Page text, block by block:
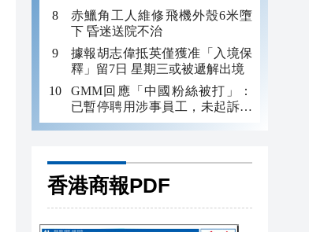
赤鱲角工人維修飛機外殼6米墮
下 昏迷送院不治
據報胡志偉抵英僅獲准「入境保
釋」留7日 星期三或被遞解出境
GMM回應「中國粉絲被打」：
已暫停聘用涉事員工，未起訴事
主
香港商報PDF